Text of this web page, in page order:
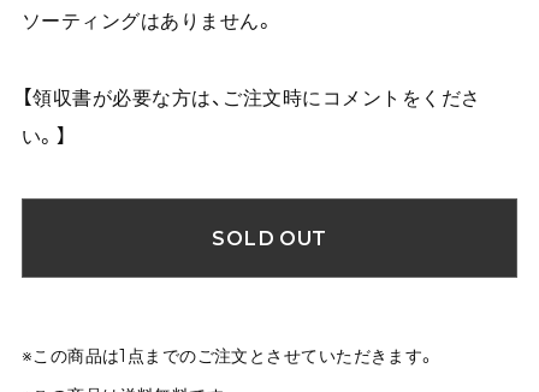
ソーティングはありません。
【領収書が必要な方は、ご注文時にコメントをくださ
い。】
SOLD OUT
※この商品は1点までのご注文とさせていただきます。